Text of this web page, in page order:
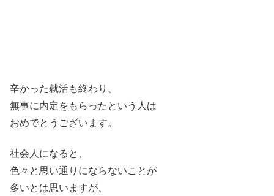
辛かった就活も終わり、
無事に内定をもらったという人は
おめでとうございます。
社会人になると、
色々と思い通りにならないことが
多いとは思いますが、